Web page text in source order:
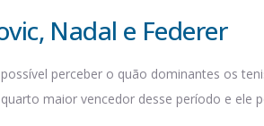
Nadal e Federer
perceber o quão dominantes os
maior vencedor desse período e ele